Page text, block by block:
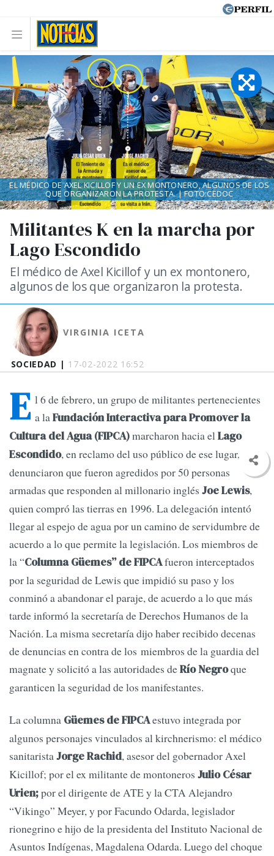
SOCIEDAD | 17-02-2022 16:52
Militantes K en la marcha por
Lago Escondido
El médico de Axel Kicillof y un ex montonero,
algunos de los que organizaron la protesta.
VIRGINIA ICETA
EL MÉDICO DE AXEL KICILLOF Y UN EX MONTONERO, ALGUNOS DE LOS
QUE ORGANIZARON LA PROTESTA. | FOTO:CEDOC
E l 6 de febrero, un grupo de militantes pertenecientes
a laFundación Interactiva para Promover la
Cultura del Agua (FIPCA)marcharon hacia elLago
Escondido, en reclamo del uso público de ese lugar, y
denunciaron que fueron agredidos por 50 personas
armadas que responden al millonario inglés Joe Lewis,
quien compró las tierras en 1996. La delegación intentó
llegar al espejo de agua por un camino de servidumbre de
acuerdo a lo que permite la legislación. Los miembros de
la “Columna Güemes” de FIPCAfueron interceptados
por la seguridad de Lewis que impidió su paso y los
conminó a abandonar el paraje, de acuerdo a lo que más
tarde informó la secretaría de Derechos Humanos de la
Nación. La misma secretaría dijo haber recibido decenas
de denuncias en contra de los miembros de la guardia del
magnate y solicitó a las autoridades deRío Negroque
garanticen la seguridad de los manifestantes.
La columna Güemes de FIPCAestuvo integrada por
algunos personajes vinculados al kirchnerismo: el médico
sanitaristaJorge Rachid, asesor del gobernador Axel
Kicillof; por el ex militante de montoneros Julio César
Urien;por el dirigente de ATE y la CTA Alejandro
“Vikingo” Meyer, y por Facundo Odarda, legislador
rionegrino e hijo de la presidenta del Instituto Nacional de
Asuntos Indígenas, Magdalena Odarda. Luego del choque